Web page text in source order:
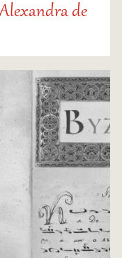
de